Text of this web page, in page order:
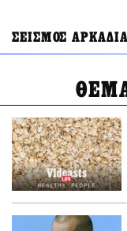
ΣΕΙΣΜΟΣ ΑΡΚΑΔΙΑ